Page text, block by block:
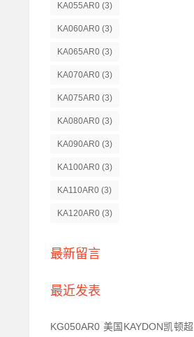
KA055AR0 (3)
KA060AR0 (3)
KA065AR0 (3)
KA070AR0 (3)
KA075AR0 (3)
KA080AR0 (3)
KA090AR0 (3)
KA100AR0 (3)
KA110AR0 (3)
KA120AR0 (3)
最新留言
最近发表
KG050AR0 美国KAYDON凯顿超